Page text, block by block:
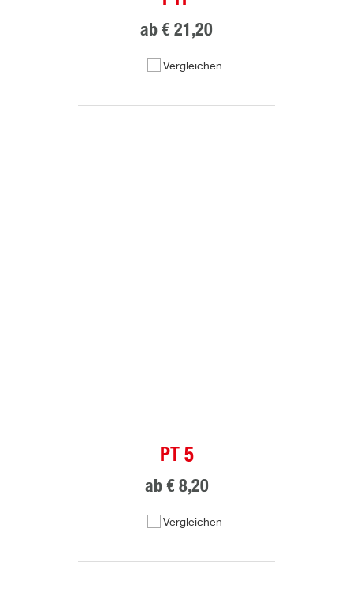
ab € 21,20
Vergleichen
PT 5
ab € 8,20
Vergleichen